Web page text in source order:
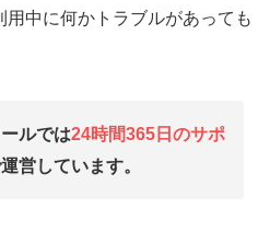
用中に何かトラブルがあっても
ルでは24時間365日のサポ
営しています。